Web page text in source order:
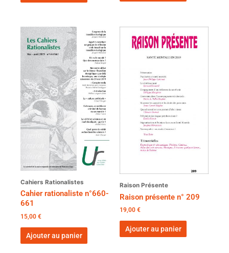
Cahiers Rationalistes
Cahier rationaliste n°660-
661
15,00 €
Ajouter au panier
Raison Présente
Raison présente n° 209
19,00 €
Ajouter au panier